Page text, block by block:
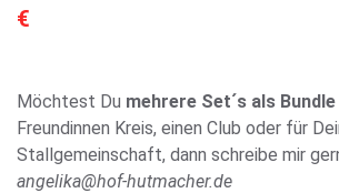
€
Möchtest Du mehrere Set´s als
Freundinnen Kreis, einen Club oder für
Stallgemeinschaft, dann schreibe mir
angelika@hof-hutmacher.de